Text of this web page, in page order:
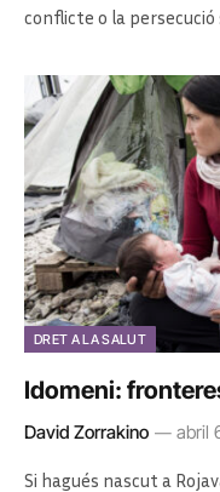
conflicte o la persecució
DRET A LA SALUT
Idomeni:
David Zorrakino abril
Si hagués nascut a